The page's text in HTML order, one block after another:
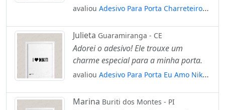
avaliou Adesivo Para Porta Charreteiro
Julieta Guaramiranga - CE
Adorei o adesivo! Ele trouxe um
charme especial para a minha porta.
avaliou Adesivo Para Porta Eu Amo Nikiti
Marina Buriti dos Montes - PI